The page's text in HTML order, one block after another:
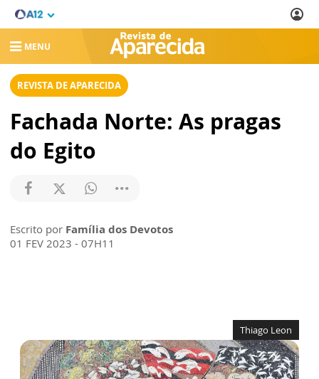
MENU
REVISTA DE APARECIDA
Fachada Norte: As pragas
do Egito
Escrito por Família dos Devotos
01 FEV 2023 - 07H11
Thiago Leon